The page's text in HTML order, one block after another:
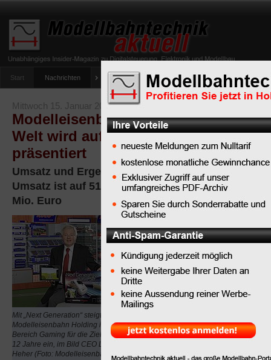
Start Nachrichten Tipps Newsletter Archiv Magazin
umfrage-viessmann-multiprotokoll-lichtdecoder
Mittwoch 15. Januar 2014
Modelleisenbahn Holding GmbH:
Welt wird auf Spielwarenmesse
präsentiert
Umsatz und Ergebnis konnten 2013 gesteigert
Umsatz ist auf 51 Mio. Euro gewachsen, EBIT
Mio. Euro
Mit „Next Generation“ steigt die
Modelleisenbahn Holding in den
Bereich Gaming für die Zielgruppe 6 bis
12 Jahre ein, im Bild CEO Leopold
Heher (Foto: Modelleisenbahn Holding)
Modelleisenbahn
mit ihren MarkenRoco
nicht nur ein
sondern wird auch ein
EBIT ausweisen. Das